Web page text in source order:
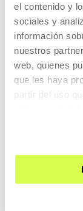
el contenido y
sociales y
información
nuestros
web, quienes
que les haya
partir del uso
KONTAKTUA ETA
NOLA ETORRI
OSTATUA
IRISGARRITASUNA
ARETOEN